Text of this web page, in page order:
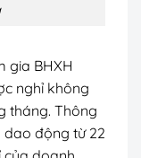
gia BHXH
nghỉ không
tháng. Thông
động từ 22